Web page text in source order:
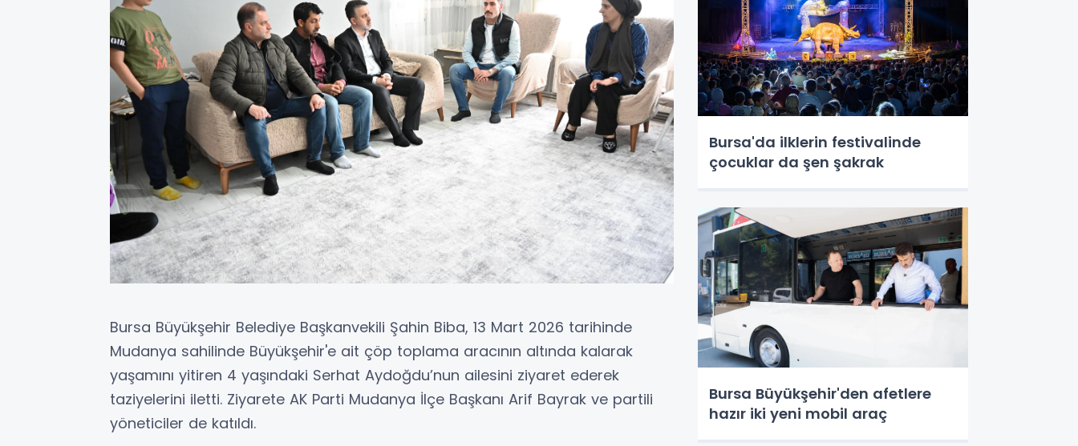
Bursa Büyükşehir Belediye Başkanvekili Şahin Biba, 13 Mart 2026 tarihinde
Mudanya sahilinde Büyükşehir'e ait çöp toplama aracının altında kalarak
yaşamını yitiren 4 yaşındaki Serhat Aydoğdu’nun ailesini ziyaret ederek
taziyelerini iletti. Ziyarete AK Parti Mudanya İlçe Başkanı Arif Bayrak ve partili
yöneticiler de katıldı.
Bursa'da ilklerin festivalinde
çocuklar da şen şakrak
Bursa Büyükşehir'den afetlere
hazır iki yeni mobil araç